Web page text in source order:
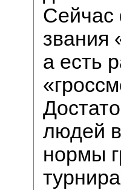
Сейчас
звания
а есть
людей
нормы